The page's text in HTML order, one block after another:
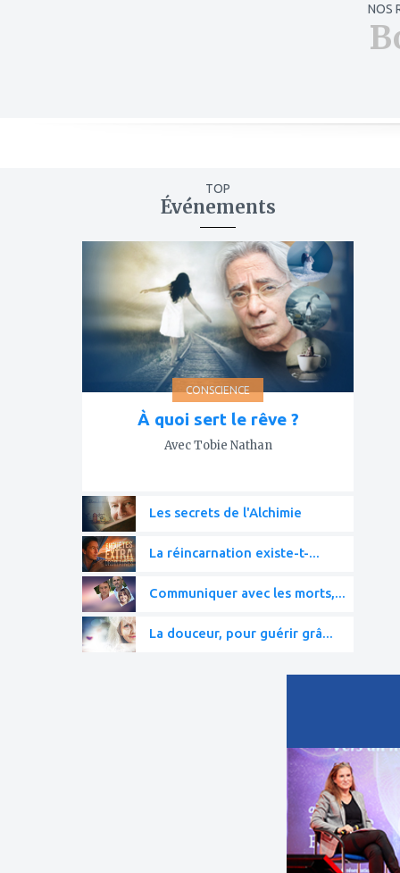
NOS
TOP
Événements
CONSCIENCE
À quoi sert le rêve ?
Avec Tobie Nathan
Les secrets de l'Alchimie
La réincarnation existe-t-...
Communiquer avec les morts,...
La douceur, pour guérir grâ...
à
mes
favoris